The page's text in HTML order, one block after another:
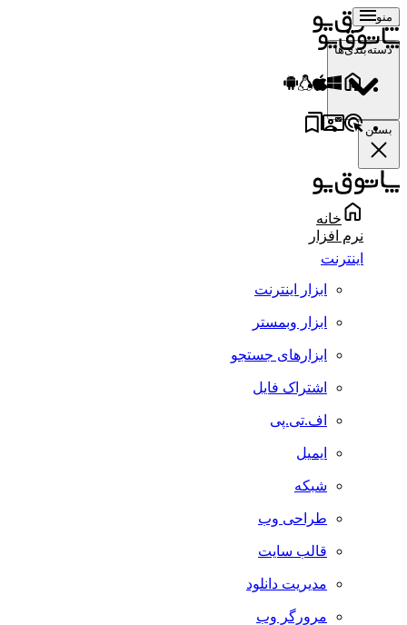
منو
دسته‌بندی‌ها
بستن
خانه
نرم افزار
اینترنت
ابزار اینترنت
ابزار وبمستر
ابزارهای جستجو
اشتراک فایل
اف.تی.پی
ایمیل
شبکه
طراحی وب
قالب سایت
مدیریت دانلود
مرورگر وب